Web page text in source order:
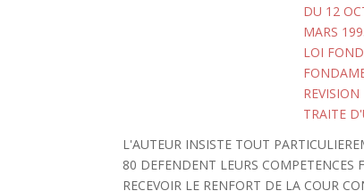
DU 12
MARS
LOI
TRAITE
L'AUTEUR INSISTE TOUT
80 DEFENDENT LEURS
RECEVOIR LE RENFORT DE LA COUR